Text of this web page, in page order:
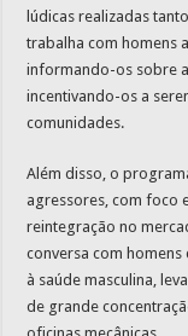
lúdicas realizadas
trabalha com homens
informando-os sobre
incentivando-os a
comunidades.
Além disso, o
agressores, com foco
reintegração no
conversa com
à saúde masculina,
de grande